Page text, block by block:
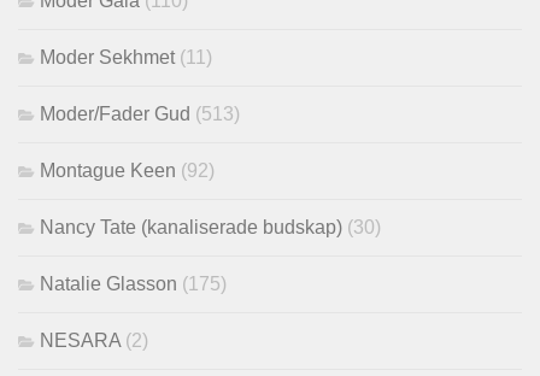
Moder Sekhmet (11)
Moder/Fader Gud (513)
Montague Keen (92)
Nancy Tate (kanaliserade budskap) (30)
Natalie Glasson (175)
NESARA (2)